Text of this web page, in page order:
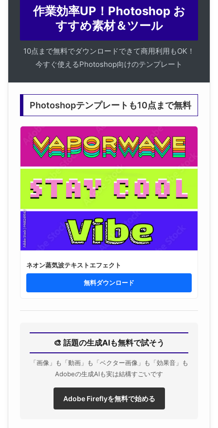
作業効率UP！Photoshop お
すすめ素材＆ツール
10点まで無料でダウンロードできて商用利用もOK！
今すぐ使えるPhotoshop向けのテンプレート
Photoshopテンプレートも10点まで無料
ネオン蒸気波テキストエフェクト
無料ダウンロード
🎨 話題の生成AIも無料で試そう
「画像」も「動画」も「ベクター画像」も「効果音」も
Adobeの生成AIも実は結構すごいです
Adobe Fireflyを無料で始める